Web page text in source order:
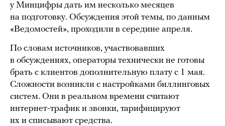
у Минцифры дать им несколько месяцев
на подготовку. Обсуждения этой темы, по данным
«Ведомостей», проходили в середине апреля.
По словам источников, участвовавших
в обсуждениях, операторы технически не готовы
брать с клиентов дополнительную плату с 1 мая.
Сложности возникли с настройками биллинговых
систем. Они в реальном времени считают
интернет-трафик и звонки, тарифицируют
их и списывают средства.